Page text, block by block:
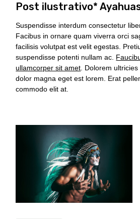
Post ilustrativo*
Suspendisse interdum consectetur
Facibus in ornare quam viverra orci
facilisis volutpat est velit egestas.
suspendisse potenti nullam ac.
ullamcorper sit amet. Dolorem
dolor magna eget est lorem. Erat
commodo elit at.